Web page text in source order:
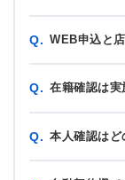
Q. WEB申込と
Q. 在籍確認は実
Q. 本人確認はど